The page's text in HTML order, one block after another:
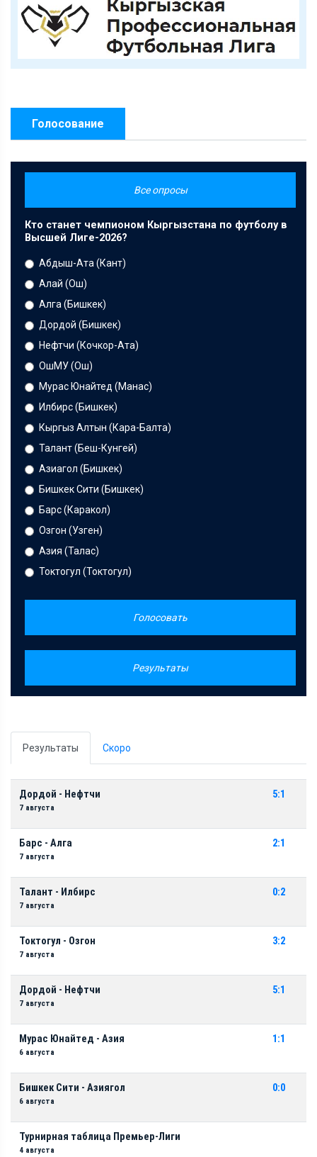
Голосование
Все опросы
Кто станет чемпионом Кыргызстана по футболу в
Высшей Лиге-2026?
Абдыш-Ата (Кант)
Алай (Ош)
Алга (Бишкек)
Дордой (Бишкек)
Нефтчи (Кочкор-Ата)
ОшМУ (Ош)
Мурас Юнайтед (Манас)
Илбирс (Бишкек)
Кыргыз Алтын (Кара-Балта)
Талант (Беш-Кунгей)
Азиагол (Бишкек)
Бишкек Сити (Бишкек)
Барс (Каракол)
Озгон (Узген)
Азия (Талас)
Токтогул (Токтогул)
Голосовать
Результаты
Результаты Скоро
Дордой - Нефтчи
7 августа
5:1
Барс - Алга
7 августа
2:1
Талант - Илбирс
7 августа
0:2
Токтогул - Озгон
7 августа
3:2
Дордой - Нефтчи
7 августа
5:1
Мурас Юнайтед - Азия
6 августа
1:1
Бишкек Сити - Азиягол
6 августа
0:0
Турнирная таблица Премьер-Лиги
4 августа